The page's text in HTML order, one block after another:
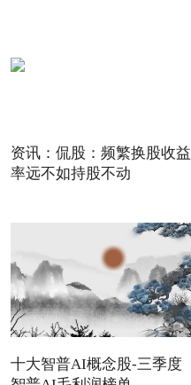
资讯：侃股：频繁换股收益
率远不如持股不动
十大智普AI概念股-三季度